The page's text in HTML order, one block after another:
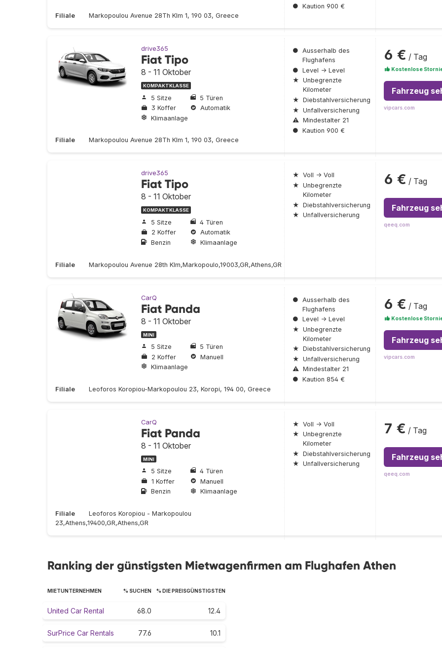
Filiale Markopoulou Avenue 28Th Klm 1, 190 03, Greece
● Kaution 900 €
drive365
Fiat Tipo
8 - 11 Oktober
KOMPAKTKLASSE
5 Sitze
5 Türen
3 Koffer
Automatik
Klimaanlage
Filiale Markopoulou Avenue 28Th Klm 1, 190 03, Greece
● Ausserhalb des
Flughafens
● Level → Level
★ Unbegrenzte
Kilometer
★ Diebstahlversicherung
★ Unfallversicherung
⚠ Mindestalter 21
● Kaution 900 €
6 € / Tag
Kostenlose
Fahrzeug
vipcars.com
drive365
Fiat Tipo
8 - 11 Oktober
KOMPAKTKLASSE
5 Sitze
4 Türen
2 Koffer
Automatik
Benzin
Klimaanlage
Filiale Markopoulou Avenue 28th Klm,Markopoulo,19003,GR,Athens,GR
★ Voll → Voll
★ Unbegrenzte
Kilometer
★ Diebstahlversicherung
★ Unfallversicherung
6 € / Tag
Fahrzeug
qeeq.com
CarQ
Fiat Panda
8 - 11 Oktober
MINI
5 Sitze
5 Türen
2 Koffer
Manuell
Klimaanlage
Filiale Leoforos Koropiou-Markopoulou 23, Koropi, 194 00, Greece
● Ausserhalb des
Flughafens
● Level → Level
★ Unbegrenzte
Kilometer
★ Diebstahlversicherung
★ Unfallversicherung
⚠ Mindestalter 21
● Kaution 854 €
6 € / Tag
Kostenlose
Fahrzeug
vipcars.com
CarQ
Fiat Panda
8 - 11 Oktober
MINI
5 Sitze
4 Türen
1 Koffer
Manuell
Benzin
Klimaanlage
Filiale
Leoforos Koropiou - Markopoulou
23,Athens,19400,GR,Athens,GR
★ Voll → Voll
★ Unbegrenzte
Kilometer
★ Diebstahlversicherung
★ Unfallversicherung
7 € / Tag
Fahrzeug
qeeq.com
Ranking der günstigsten Mietwagenfirmen am Flughafen Athen
MIETUNTERNEHMEN % SUCHEN % DIE PREISGÜNSTIGSTEN
United Car Rental 68.0 12.4
SurPrice Car Rentals 77.6 10.1